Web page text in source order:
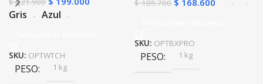
Gris Azul
SKU: OPTWTCH
PESO 1 kg
$185.700
SKU: OPTBXPRO
PESO 1 kg